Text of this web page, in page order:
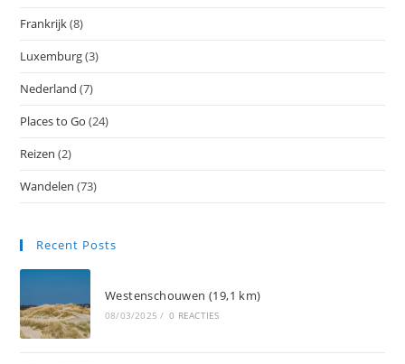
Frankrijk(8)
Luxemburg(3)
Nederland (7)
Places to Go (24)
Reizen (2)
Wandelen (73)
Recent Posts
Westenschouwen (19,1 km)
08/03/2025 / 0 REACTIES